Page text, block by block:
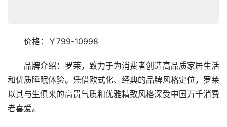
价格：￥799-10998
品牌介绍：罗莱，致力于为消费者创造高品质家居生活
和优质睡眠体验。凭借欧式化、经典的品牌风格定位，罗莱
以其与生俱来的高贵气质和优雅精致风格深受中国万千消费
者喜爱。